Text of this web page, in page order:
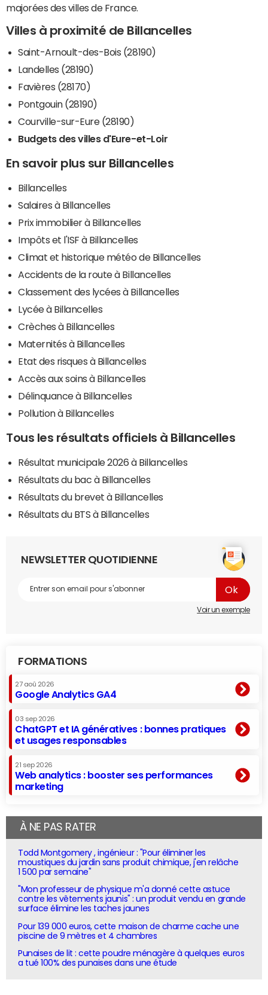
majorées des villes de France.
Villes à proximité de Billancelles
Saint-Arnoult-des-Bois (28190)
Landelles (28190)
Favières (28170)
Pontgouin (28190)
Courville-sur-Eure (28190)
Budgets des villes d'Eure-et-Loir
En savoir plus sur Billancelles
Billancelles
Salaires à Billancelles
Prix immobilier à Billancelles
Impôts et l'ISF à Billancelles
Climat et historique météo de Billancelles
Accidents de la route à Billancelles
Classement des lycées à Billancelles
Lycée à Billancelles
Crèches à Billancelles
Maternités à Billancelles
Etat des risques à Billancelles
Accès aux soins à Billancelles
Délinquance à Billancelles
Pollution à Billancelles
Tous les résultats officiels à Billancelles
Résultat municipale 2026 à Billancelles
Résultats du bac à Billancelles
Résultats du brevet à Billancelles
Résultats du BTS à Billancelles
NEWSLETTER QUOTIDIENNE
Voir un exemple
FORMATIONS
27 aoû 2026
Google Analytics GA4
03 sep 2026
ChatGPT et IA génératives : bonnes pratiques
et usages responsables
21 sep 2026
Web analytics : booster ses performances
marketing
À NE PAS RATER
Todd Montgomery , ingénieur : "Pour éliminer les
moustiques du jardin sans produit chimique, j'en relâche
1 500 par semaine"
"Mon professeur de physique m'a donné cette astuce
contre les vêtements jaunis" : un produit vendu en grande
surface élimine les taches jaunes
Pour 139 000 euros, cette maison de charme cache une
piscine de 9 mètres et 4 chambres
Punaises de lit : cette poudre ménagère à quelques euros
a tué 100% des punaises dans une étude